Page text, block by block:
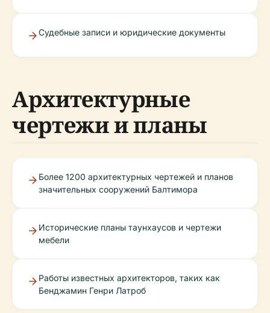
Судебные записи и юридические документы
Архитектурные
чертежи и планы
Более 1200 архитектурных чертежей и планов
значительных сооружений Балтимора
Исторические планы таунхаусов и чертежи
мебели
Работы известных архитекторов, таких как
Бенджамин Генри Латроб